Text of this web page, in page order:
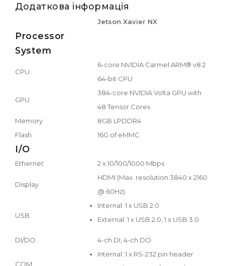
Додаткова інформація
Jetson Xavier NX
Processor
System
CPU
6-core NVIDIA Carmel ARM® v8.2
64-bit CPU
GPU
384-core NVIDIA Volta GPU with
48 Tensor Cores
Memory
8GB LPDDR4
Flash
16G of eMMC
I/O
Ethernet 2 x 10/100/1000 Mbps
Display
HDMI (Max. resolution 3840 x 2160
@ 60Hz)
USB
Internal: 1 x USB 2.0
External: 1 x USB 2.0, 1 x USB 3.0
DI/DO 4-ch DI, 4-ch DO
COM
Internal: 1 x RS-232 pin header